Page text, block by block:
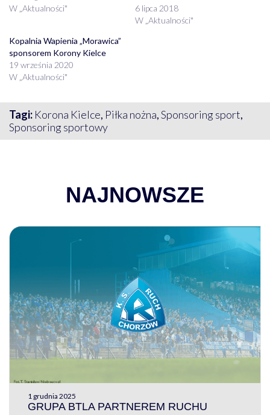
W „Aktualności"
6 lipca 2018
W „Aktualności"
Kopalnia Wapienia „Morawica”
sponsorem Korony Kielce
19 września 2020
W „Aktualności"
Tagi: Korona Kielce, Piłka nożna,Sponsoring sport,
Sponsoring sportowy
NAJNOWSZE
1 grudnia 2025
GRUPA BTLA PARTNEREM RUCHU